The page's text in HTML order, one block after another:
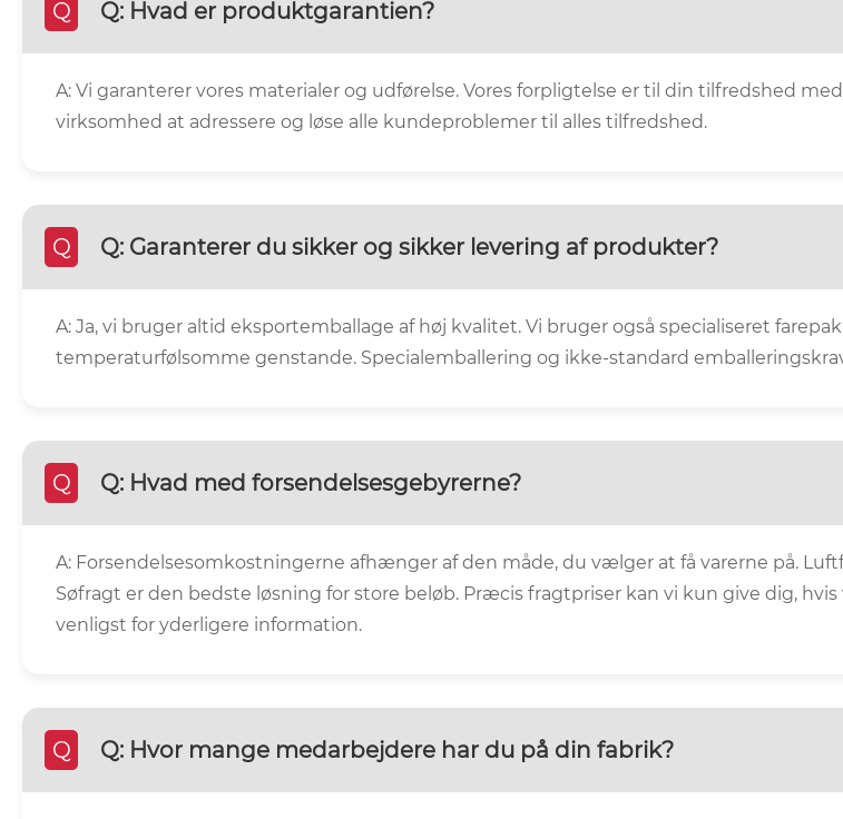
Q Q: Hvad er produktgarantien?
A: Vi garanterer vores materialer og udførelse. Vores forpligtelse er til din tilfredshed
virksomhed at adressere og løse alle kundeproblemer til alles tilfredshed.
Q Q: Garanterer du sikker og sikker levering af produkter?
A: Ja, vi bruger altid eksportemballage af høj kvalitet. Vi bruger også specialiseret
temperaturfølsomme genstande. Specialemballering og ikke-standard
Q Q: Hvad med forsendelsesgebyrerne?
A: Forsendelsesomkostningerne afhænger af den måde, du vælger at få varerne på.
Søfragt er den bedste løsning for store beløb. Præcis fragtpriser kan vi kun give dig,
venligst for yderligere information.
Q Q: Hvor mange medarbejdere har du på din fabrik?